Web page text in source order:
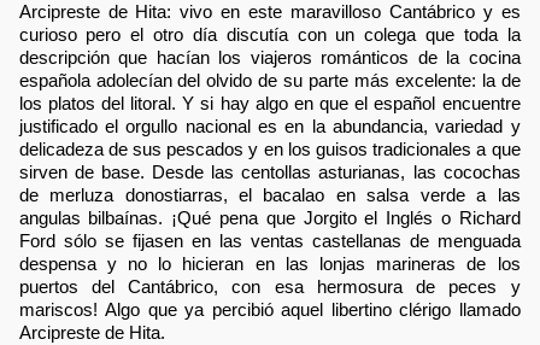
Arcipreste de Hita: vivo en este maravilloso Cantábrico y es
curioso pero el otro día discutía con un colega que toda la
descripción que hacían los viajeros románticos de la cocina
española adolecían del olvido de su parte más excelente: la de
los platos del litoral. Y si hay algo en que el español encuentre
justificado el orgullo nacional es en la abundancia, variedad y
delicadeza de sus pescados y en los guisos tradicionales a que
sirven de base. Desde las centollas asturianas, las cocochas
de merluza donostiarras, el bacalao en salsa verde a las
angulas bilbaínas. ¡Qué pena que Jorgito el Inglés o Richard
Ford sólo se fijasen en las ventas castellanas de menguada
despensa y no lo hicieran en las lonjas marineras de los
puertos del Cantábrico, con esa hermosura de peces y
mariscos! Algo que ya percibió aquel libertino clérigo llamado
Arcipreste de Hita.